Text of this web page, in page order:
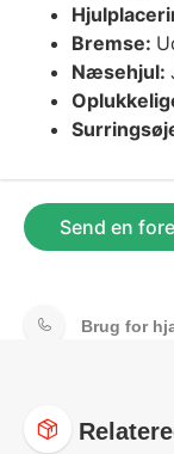
Bremse:
Næsehjul:
Send en
Brug for